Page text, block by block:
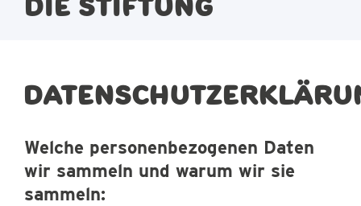
Welche personenbezogenen Daten
wir sammeln und warum wir sie
sammeln: